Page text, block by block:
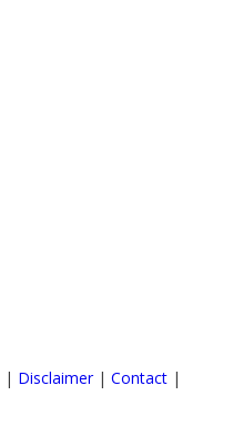
| Disclaimer | Contact |